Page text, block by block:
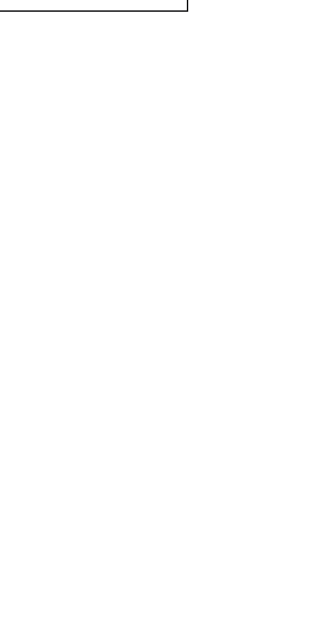
Avtodayanacaqda maşına zərər
35°, rayonlarda